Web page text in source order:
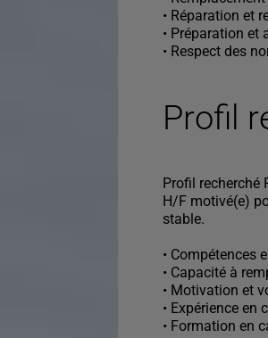
• Réparation et
• Préparation et
• Respect des
Profil
Profil recherché
H/F motivé(e)
stable.
• Compétences
• Capacité à
• Motivation et
• Expérience en
• Formation en